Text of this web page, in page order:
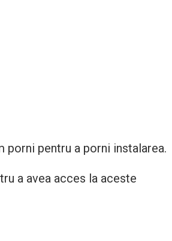
porni pentru a porni instalarea.
a avea acces la aceste